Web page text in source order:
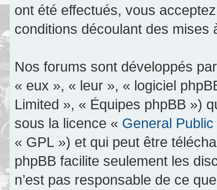
ont été effectués, vous
conditions découlant des mises
Nos forums sont développés
« eux », « leur », « logiciel
Limited », « Équipes phpBB »)
sous la licence « General
« GPL ») et qui peut être
phpBB facilite seulement les
n’est pas responsable de ce